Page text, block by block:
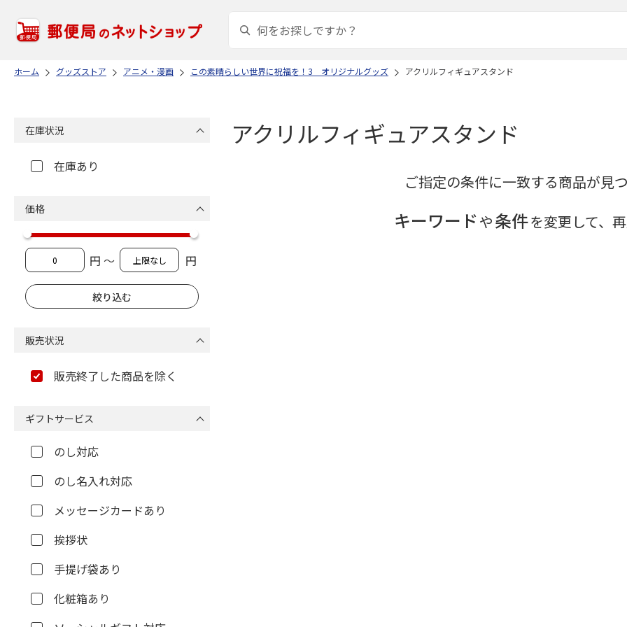
ホーム グッズストア アニメ・漫画 この素晴らしい世界に祝福を！3 オリジナルグッズ アクリルフィギュアスタンド
アクリルフィギュアスタンド
ご指定の条件に一致する商品が見
キーワードや条件を変更して、
在庫状況
在庫あり
価格
円 ～ 円
販売状況
販売終了した商品を除く
ギフトサービス
のし対応
のし名入れ対応
メッセージカードあり
挨拶状
手提げ袋あり
化粧箱あり